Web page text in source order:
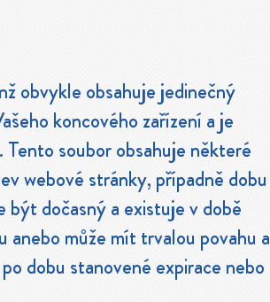
obvykle obsahuje jedinečný
koncového zařízení a je
soubor obsahuje některé
webové stránky, případně dobu
být dočasný a existuje v době
anebo může mít trvalou povahu a
dobu stanovené expirace nebo